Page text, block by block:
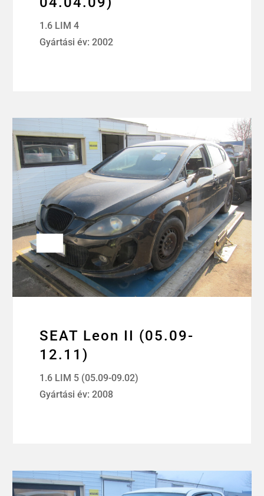
1.6 LIM 4
Gyártási év: 2002
SEAT Leon II (05.09-
12.11)
1.6 LIM 5 (05.09-09.02)
Gyártási év: 2008